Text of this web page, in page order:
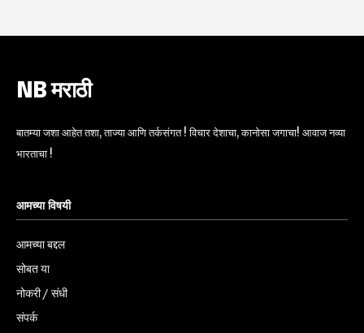
NB मराठी
बातम्या जशा आहेत तशा, ताज्या आणि तर्कसंगत ! विचार देशाचा, कानोसा जगाचा! आवाज नव्या
भारताचा !
आमच्या विषयी
आमच्या बद्दल
सोबत या
नोकरी / संधी
संपर्क